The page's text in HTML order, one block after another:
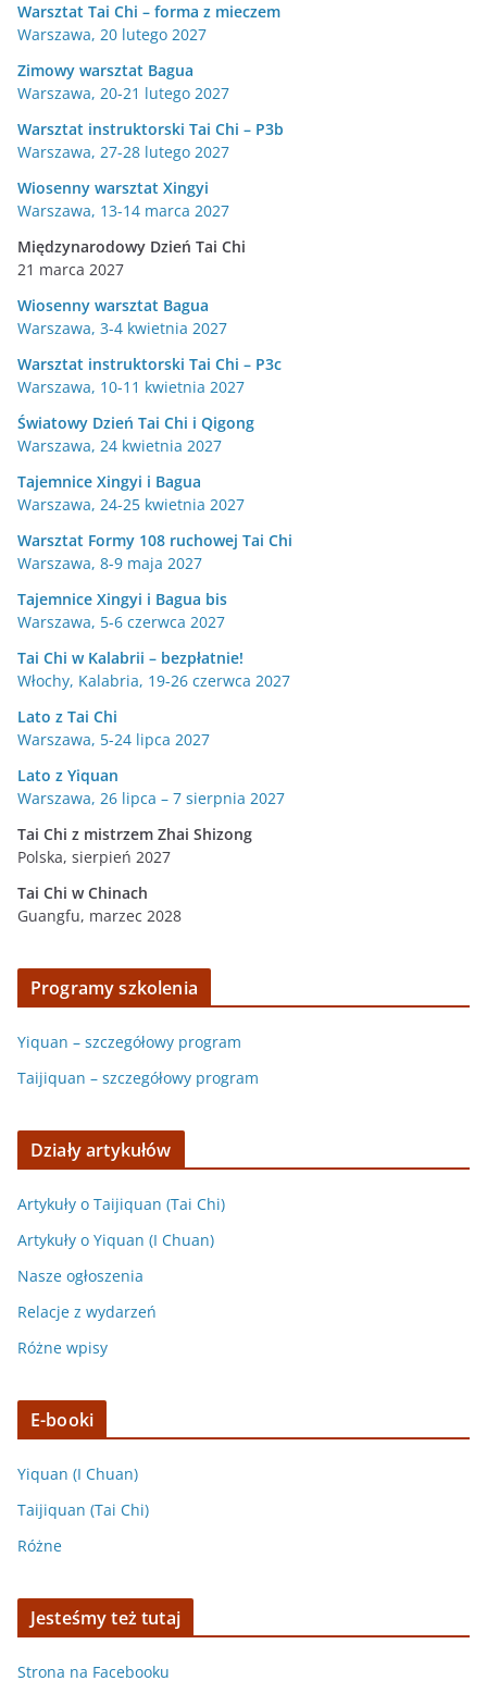
Warsztat Tai Chi – forma z mieczem
Warszawa, 20 lutego 2027
Zimowy warsztat Bagua
Warszawa, 20-21 lutego 2027
Warsztat instruktorski Tai Chi – P3b
Warszawa, 27-28 lutego 2027
Wiosenny warsztat Xingyi
Warszawa, 13-14 marca 2027
Międzynarodowy Dzień Tai Chi
21 marca 2027
Wiosenny warsztat Bagua
Warszawa, 3-4 kwietnia 2027
Warsztat instruktorski Tai Chi – P3c
Warszawa, 10-11 kwietnia 2027
Światowy Dzień Tai Chi i Qigong
Warszawa, 24 kwietnia 2027
Tajemnice Xingyi i Bagua
Warszawa, 24-25 kwietnia 2027
Warsztat Formy 108 ruchowej Tai Chi
Warszawa, 8-9 maja 2027
Tajemnice Xingyi i Bagua bis
Warszawa, 5-6 czerwca 2027
Tai Chi w Kalabrii – bezpłatnie!
Włochy, Kalabria, 19-26 czerwca 2027
Lato z Tai Chi
Warszawa, 5-24 lipca 2027
Lato z Yiquan
Warszawa, 26 lipca – 7 sierpnia 2027
Tai Chi z mistrzem Zhai Shizong
Polska, sierpień 2027
Tai Chi wChinach
Guangfu, marzec 2028
Programy szkolenia
Yiquan – szczegółowy program
Taijiquan – szczegółowy program
Działy artykułów
Artykuły o Taijiquan (Tai Chi)
Artykuły o Yiquan (I Chuan)
Nasze ogłoszenia
Relacje z wydarzeń
Różne wpisy
E-booki
Yiquan (I Chuan)
Taijiquan (Tai Chi)
Różne
Jesteśmy też tutaj
Strona na Facebooku